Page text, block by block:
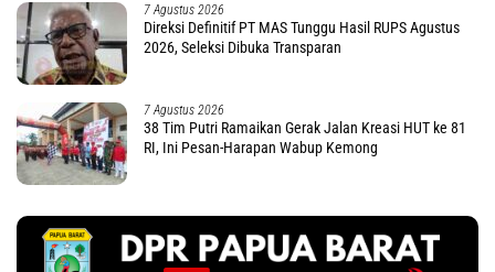
7 Agustus 2026
Direksi Definitif PT MAS Tunggu Hasil RUPS Agustus
2026, Seleksi Dibuka Transparan
7 Agustus 2026
38 Tim Putri Ramaikan Gerak Jalan Kreasi HUT ke 81
RI, Ini Pesan-Harapan Wabup Kemong